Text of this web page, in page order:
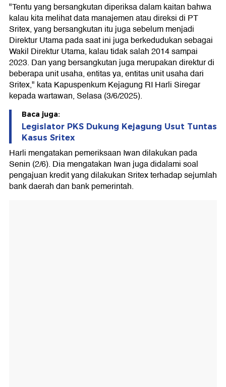
"Tentu yang bersangkutan diperiksa dalam kaitan bahwa
kalau kita melihat data manajemen atau direksi di PT
Sritex, yang bersangkutan itu juga sebelum menjadi
Direktur Utama pada saat ini juga berkedudukan sebagai
Wakil Direktur Utama, kalau tidak salah 2014 sampai
2023. Dan yang bersangkutan juga merupakan direktur di
beberapa unit usaha, entitas ya, entitas unit usaha dari
Sritex," kata Kapuspenkum Kejagung RI Harli Siregar
kepada wartawan, Selasa (3/6/2025).
Baca juga:
Legislator PKS Dukung Kejagung Usut Tuntas
Kasus Sritex
Harli mengatakan pemeriksaan Iwan dilakukan pada
Senin (2/6). Dia mengatakan Iwan juga didalami soal
pengajuan kredit yang dilakukan Sritex terhadap sejumlah
bank daerah dan bank pemerintah.